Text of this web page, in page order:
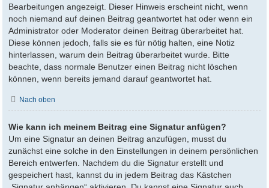
Bearbeitungen angezeigt. Dieser Hinweis erscheint nicht, wenn
noch niemand auf deinen Beitrag geantwortet hat oder wenn ein
Administrator oder Moderator deinen Beitrag überarbeitet hat.
Diese können jedoch, falls sie es für nötig halten, eine Notiz
hinterlassen, warum dein Beitrag überarbeitet wurde. Bitte
beachte, dass normale Benutzer einen Beitrag nicht löschen
können, wenn bereits jemand darauf geantwortet hat.
Nach oben
Wie kann ich meinem Beitrag eine Signatur anfügen?
Um eine Signatur an deinen Beitrag anzufügen, musst du
zunächst eine solche in den Einstellungen in deinem persönlichen
Bereich entwerfen. Nachdem du die Signatur erstellt und
gespeichert hast, kannst du in jedem Beitrag das Kästchen